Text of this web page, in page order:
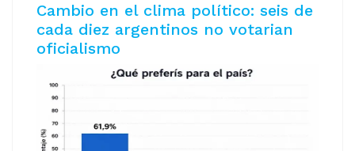
Cambio en el clima político: seis de
cada diez argentinos no votarian
oficialismo